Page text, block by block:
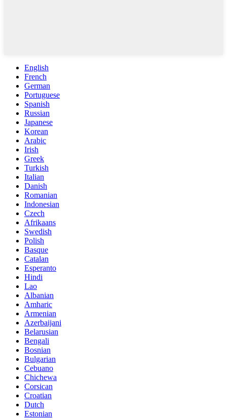
English
French
German
Portuguese
Spanish
Russian
Japanese
Korean
Arabic
Irish
Greek
Turkish
Italian
Danish
Romanian
Indonesian
Czech
Afrikaans
Swedish
Polish
Basque
Catalan
Esperanto
Hindi
Lao
Albanian
Amharic
Armenian
Azerbaijani
Belarusian
Bengali
Bosnian
Bulgarian
Cebuano
Chichewa
Corsican
Croatian
Dutch
Estonian